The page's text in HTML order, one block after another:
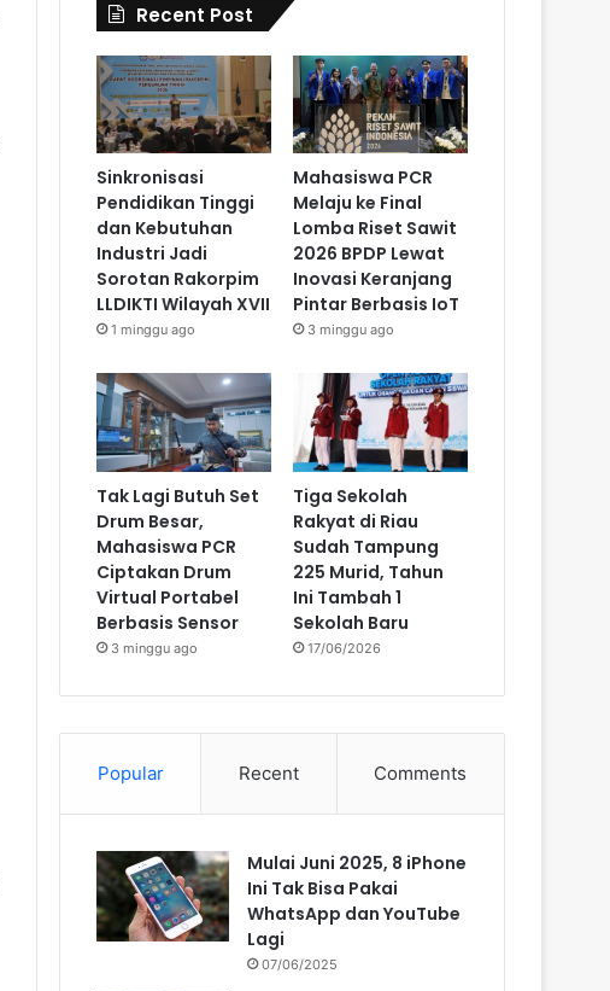
Recent Post
Sinkronisasi
Pendidikan Tinggi
dan Kebutuhan
Industri Jadi
Sorotan Rakorpim
LLDIKTI Wilayah XVII
1 minggu ago
Mahasiswa PCR
Melaju ke Final
Lomba Riset Sawit
2026 BPDP Lewat
Inovasi Keranjang
Pintar Berbasis IoT
3 minggu ago
Tak Lagi Butuh Set
Drum Besar,
Mahasiswa PCR
Ciptakan Drum
Virtual Portabel
Berbasis Sensor
3 minggu ago
Tiga Sekolah
Rakyat di Riau
Sudah Tampung
225 Murid, Tahun
Ini Tambah 1
Sekolah Baru
17/06/2026
Popular Recent Comments
Mulai Juni 2025, 8 iPhone
Ini Tak Bisa Pakai
WhatsApp dan YouTube
Lagi
07/06/2025